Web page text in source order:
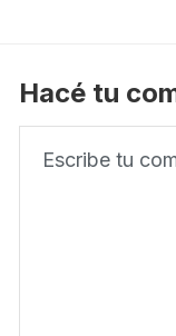
Hacé tu